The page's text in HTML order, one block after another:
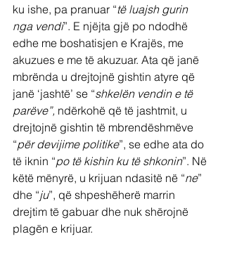
ku ishe, pa pranuar “të luajsh gurin
nga vendi”. E njëjta gjë po ndodhë
edhe me boshatisjen e Krajës, me
akuzues e me të akuzuar. Ata që janë
mbrënda u drejtojnë gishtin atyre që
janë ‘jashtë’ se “shkelën vendin e të
parëve”, ndërkohë që të jashtmit, u
drejtojnë gishtin të mbrendëshmëve
“për devijime politike”, se edhe ata do
të iknin “po të kishin ku të shkonin”. Në
këtë mënyrë, u krijuan ndasitë në “ne”
dhe “ju”, që shpeshëherë marrin
drejtim të gabuar dhe nuk shërojnë
plagën e krijuar.